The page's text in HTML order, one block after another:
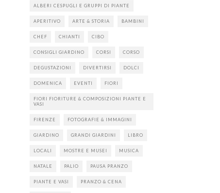
ALBERI CESPUGLI E GRUPPI DI PIANTE
APERITIVO ARTE & STORIA BAMBINI
CHEF CHIANTI CIBO
CONSIGLI GIARDINO CORSI CORSO
DEGUSTAZIONI DIVERTIRSI DOLCI
DOMENICA EVENTI FIORI
FIORI FIORITURE & COMPOSIZIONI PIANTE E
VASI
FIRENZE FOTOGRAFIE & IMMAGINI
GIARDINO GRANDI GIARDINI LIBRO
LOCALI MOSTRE E MUSEI MUSICA
NATALE PALIO PAUSA PRANZO
PIANTE E VASI PRANZO & CENA